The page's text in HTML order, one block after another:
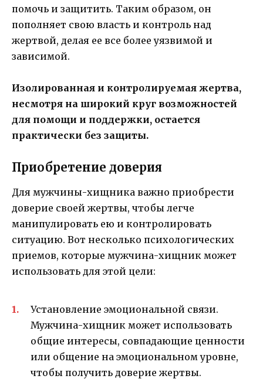
помочь и защитить. Таким образом, он
пополняет свою власть и контроль над
жертвой, делая ее все более уязвимой и
зависимой.
Изолированная и контролируемая жертва,
несмотря на широкий круг возможностей
для помощи и поддержки, остается
практически без защиты.
Приобретение доверия
Для мужчины-хищника важно приобрести
доверие своей жертвы, чтобы легче
манипулировать ею и контролировать
ситуацию. Вот несколько психологических
приемов, которые мужчина-хищник может
использовать для этой цели:
Установление эмоциональной связи.
Мужчина-хищник может использовать
общие интересы, совпадающие ценности
или общение на эмоциональном уровне,
чтобы получить доверие жертвы.